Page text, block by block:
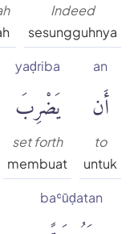
Indeed
sesungguhnya
an
أَن
to
untuk
yaḍriba
يَضْرِبَ
set forth
membuat
baʿūḍatan